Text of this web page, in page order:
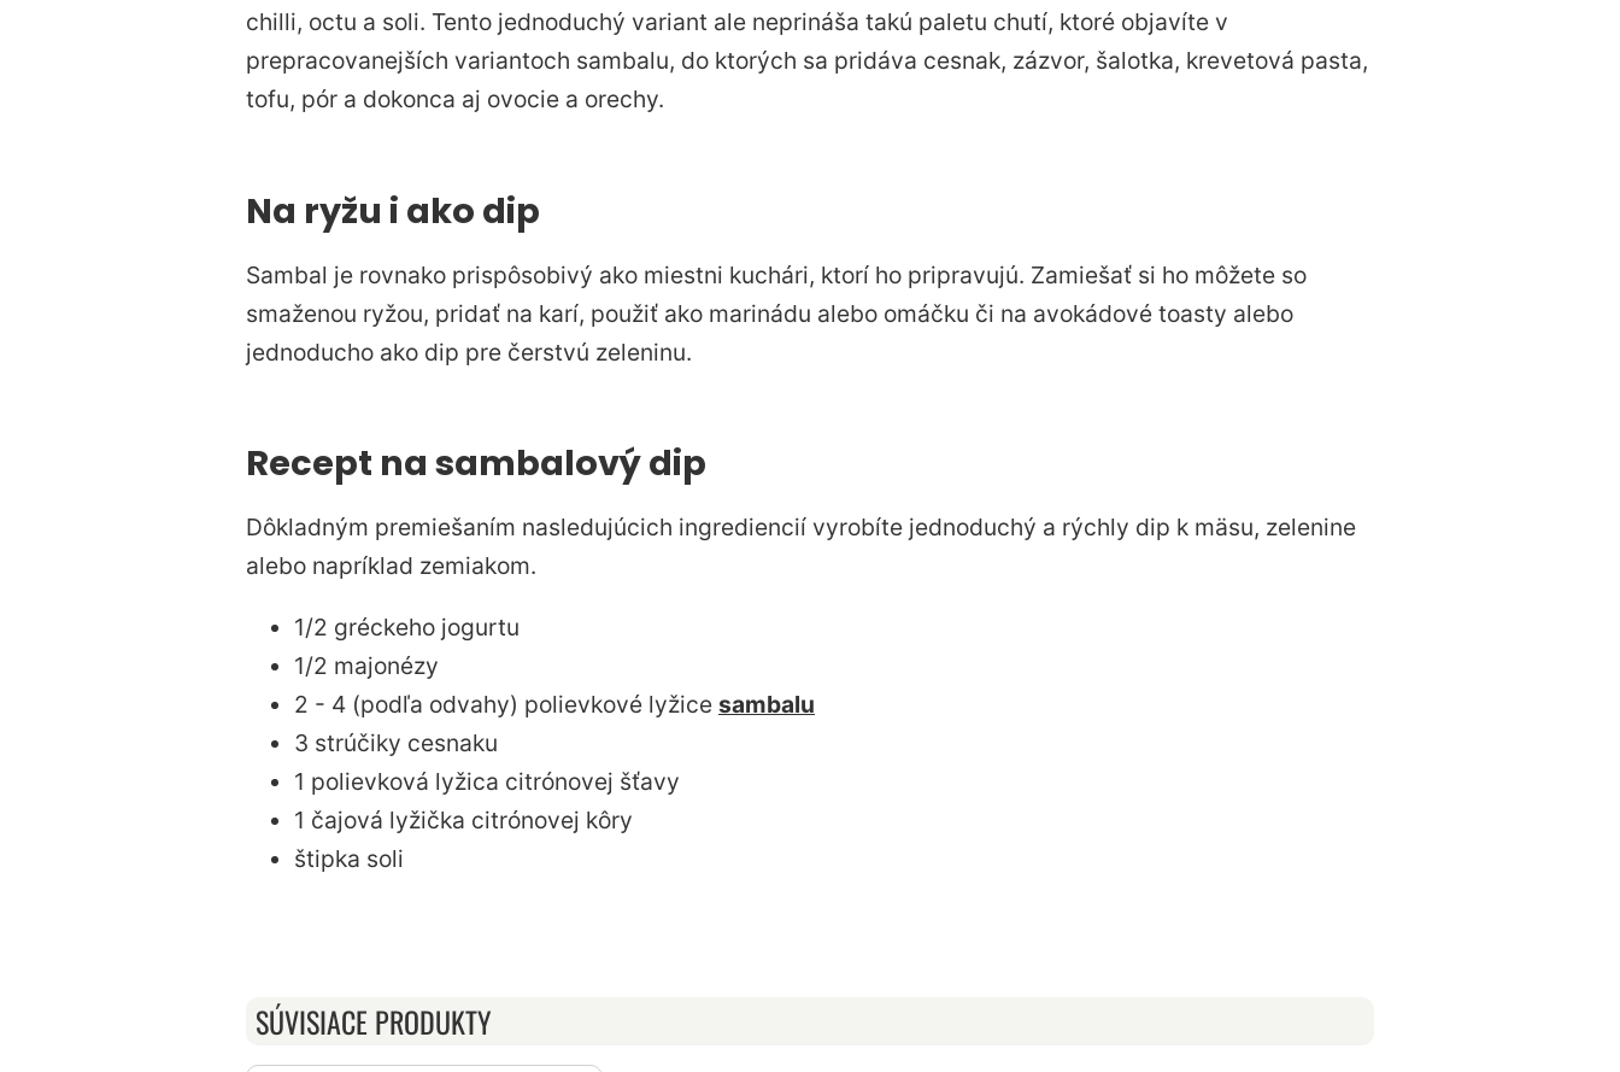
chilli, octu a soli. Tento jednoduchý variant ale neprináša takú paletu chutí, ktoré objavíte v
prepracovanejších variantoch sambalu, do ktorých sa pridáva cesnak, zázvor, šalotka, krevetová pasta,
tofu, pór a dokonca aj ovocie a orechy.
Na ryžu i ako dip
Sambal je rovnako prispôsobivý ako miestni kuchári, ktorí ho pripravujú. Zamiešať si ho môžete so
smaženou ryžou, pridať na karí, použiť ako marinádu alebo omáčku či na avokádové toasty alebo
jednoducho ako dip pre čerstvú zeleninu.
Recept na sambalový dip
Dôkladným premiešaním nasledujúcich ingrediencií vyrobíte jednoduchý a rýchly dip k mäsu, zelenine
alebo napríklad zemiakom.
1/2 gréckeho jogurtu
1/2 majonézy
2 - 4 (podľa odvahy) polievkové lyžice sambalu
3 strúčiky cesnaku
1 polievková lyžica citrónovej šťavy
1 čajová lyžička citrónovej kôry
štipka soli
SÚVISIACE PRODUKTY